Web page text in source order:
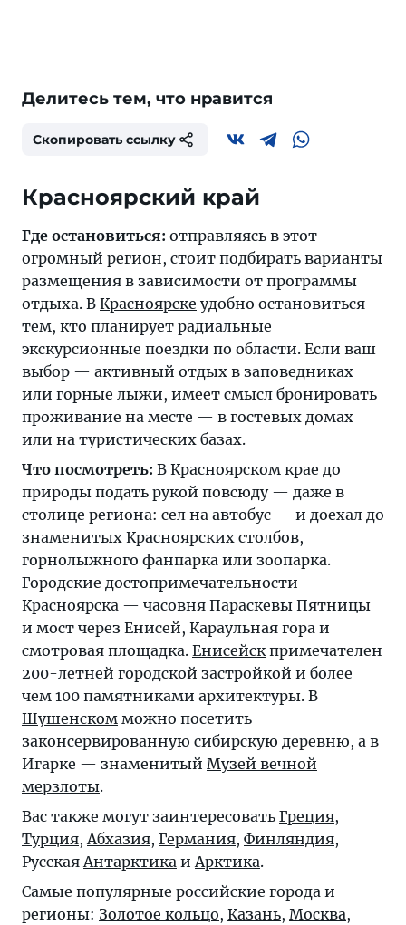
Делитесь тем, что нравится
Скопировать ссылку
Где остановиться: отправляясь в этот
огромный регион, стоит подбирать варианты
размещения в зависимости от программы
отдыха. В Красноярске удобно остановиться
тем, кто планирует радиальные
экскурсионные поездки по области. Если ваш
выбор — активный отдых в заповедниках
или горные лыжи, имеет смысл бронировать
проживание на месте — в гостевых домах
или на туристических базах.
Что посмотреть: В Красноярском крае до
природы подать рукой повсюду — даже в
столице региона: сел на автобус — и доехал до
знаменитых Красноярских столбов,
горнолыжного фанпарка или зоопарка.
Городские достопримечательности
Красноярска — часовня Параскевы Пятницы
и мост через Енисей, Караульная гора и
смотровая площадка. Енисейскпримечателен
200-летней городской застройкой и более
чем 100 памятниками архитектуры. В
Шушенском можно посетить
законсервированную сибирскую деревню, а в
Игарке — знаменитый Музей вечной
мерзлоты.
Вас также могут заинтересовать Греция,
Турция,Абхазия, Германия, Финляндия,
РусскаяАнтарктика иАрктика.
Самые популярные российские города и
регионы: Золотое кольцо, Казань, Москва,